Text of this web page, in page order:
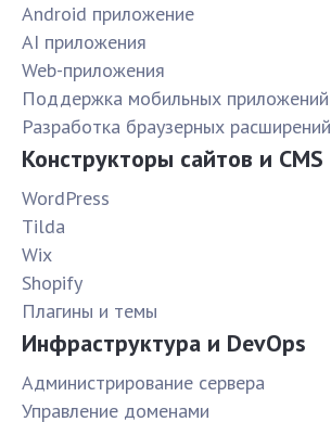
Android приложение
AI приложения
Web-приложения
Поддержка мобильных приложений
Разработка браузерных расширений
Конструкторы сайтов и CMS
WordPress
Tilda
Wix
Shopify
Плагины и темы
Инфраструктура и DevOps
Администрирование сервера
Управление доменами